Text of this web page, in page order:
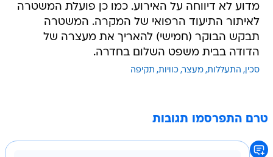
מדוע לא דיווחה על האירוע. כמו כן פועלת המשטרה
לאיתור התיעוד הרפואי של המקרה. המשטרה
תבקש הבוקר (חמישי) להאריך את מעצרה של
הדודה בבית משפט השלום בחדרה.
סכין התעללות מעצר כוויות תקיפה
טרם התפרסמו תגובות